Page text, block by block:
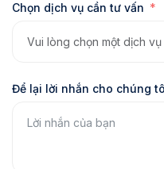
Chọn dịch vụ cần tư vấn
Để lại lời nhắn cho chúng